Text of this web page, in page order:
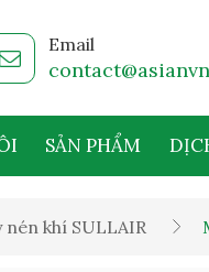
Email
SẢN PHẨM
nén khí SULLAIR